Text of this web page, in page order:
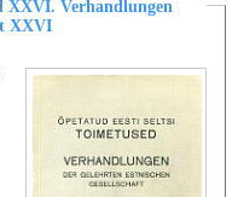
XXVI. Verhandlungen
XXVI